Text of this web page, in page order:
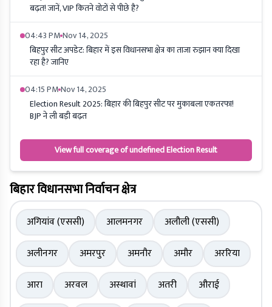
बढ़त! जानें, VIP कितने वोटों से पीछे है?
04:43 PMNov 14, 2025
बिहपुर सीट अपडेट: बिहार में इस विधानसभा क्षेत्र का ताजा रुझान क्या दिखा
रहा है? जानिए
04:15 PMNov 14, 2025
Election Result 2025: बिहार की बिहपुर सीट पर मुकाबला एकतरफा!
BJP ने ली बड़ी बढ़त
View full coverage of undefined Election Result
बिहार विधानसभा निर्वाचन क्षेत्र
अगियांव (एससी) आलमनगर
अलौली (एससी)
अलीनगर
अमरपुर अमनौर अमौर
अररिया
आरा
अरवल अस्थावां अतरी
औराई